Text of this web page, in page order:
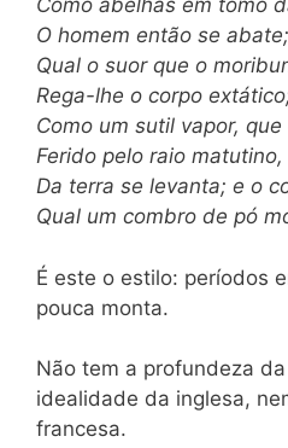
Como abelhas em tomo
O homem então se
Qual o suor que o
Rega-lhe o corpo
Como um sutil vapor, que
Ferido pelo raio matutino,
Da terra se levanta; e o
Qual um combro de pó
É este o estilo: períodos
pouca monta.
Não tem a profundeza
idealidade da inglesa,
francesa.